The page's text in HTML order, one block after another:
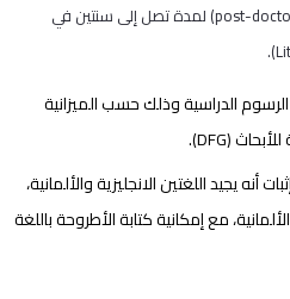
post-) لمدة تصل إلى سنتين في
).
الدراسية وذلك حسب الميزانية
(
DFG
).
يجيد اللغتين الانجليزية والألمانية،
مع إمكانية كتابة الأطروحة باللغة